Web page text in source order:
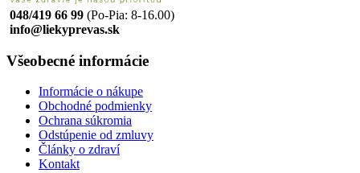
048/419 66 99 (Po-Pia: 8-16.00)
info@liekyprevas.sk
Všeobecné informácie
Informácie o nákupe
Obchodné podmienky
Ochrana súkromia
Odstúpenie od zmluvy
Články o zdraví
Kontakt